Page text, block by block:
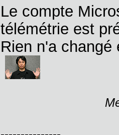
Le compte
télémétrie est
Rien n'a changé